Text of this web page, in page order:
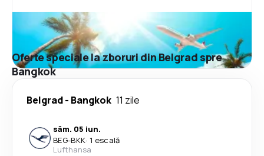
Oferte speciale la zboruri din Belgrad spre
Bangkok
Belgrad- Bangkok 11 zile
sâm. 05 iun.
BEG-BKK· 1 escală
Lufthansa